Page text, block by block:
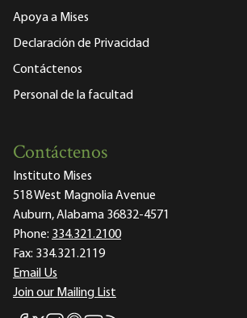
Apoya a Mises
Declaración de Privacidad
Contáctenos
Personal de la facultad
Contáctenos
Instituto Mises
518 West Magnolia Avenue
Auburn, Alabama 36832-4571
Phone: 334.321.2100
Fax: 334.321.2119
Email Us
Join our Mailing List